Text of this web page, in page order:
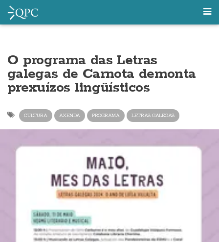
O programa das Letras
galegas de Carnota demonta
prexuízos lingüísticos
CULTURA AXENDA PROGRAMA LETRAS GALEGAS